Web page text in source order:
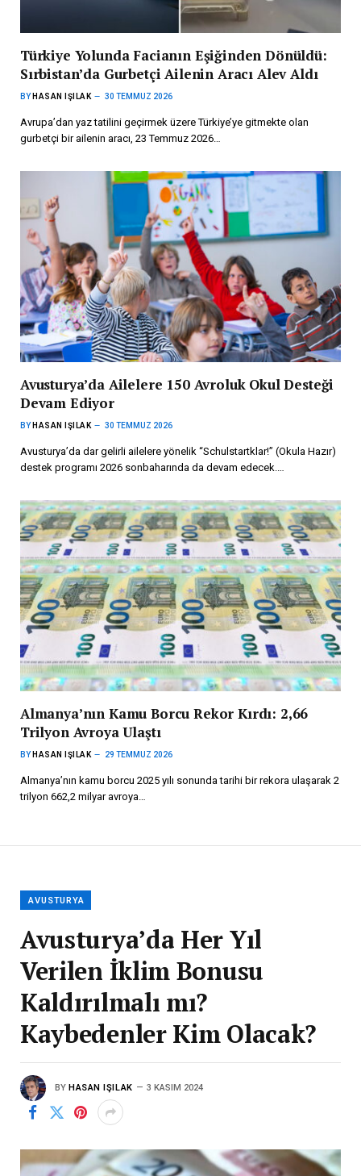
Türkiye Yolunda Facianın Eşiğinden Dönüldü:
Sırbistan’da Gurbetçi Ailenin Aracı Alev Aldı
BY HASAN IŞILAK 30 TEMMUZ 2026
Avrupa’dan yaz tatilini geçirmek üzere Türkiye’ye gitmekte olan
gurbetçi bir ailenin aracı, 23 Temmuz 2026…
Avusturya’da Ailelere 150 Avroluk Okul Desteği
Devam Ediyor
BY HASAN IŞILAK 30 TEMMUZ 2026
Avusturya’da dar gelirli ailelere yönelik “Schulstartklar!” (Okula Hazır)
destek programı 2026 sonbaharında da devam edecek.…
Almanya’nın Kamu Borcu Rekor Kırdı: 2,66
Trilyon Avroya Ulaştı
BY HASAN IŞILAK 29 TEMMUZ 2026
Almanya’nın kamu borcu 2025 yılı sonunda tarihi bir rekora ulaşarak 2
trilyon 662,2 milyar avroya…
AVUSTURYA
Avusturya’da Her Yıl
Verilen İklim Bonusu
Kaldırılmalı mı?
Kaybedenler Kim Olacak?
BY HASAN IŞILAK 3 KASIM 2024